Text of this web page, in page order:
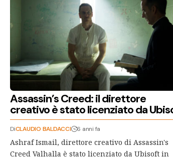
Assassin’s Creed: il direttore
creativo è stato licenziato da
DiCLAUDIO BALDACCI 6 anni fa
Ashraf Ismail, direttore creativo di Assassin's
Creed Valhalla è stato licenziato da Ubisoft in